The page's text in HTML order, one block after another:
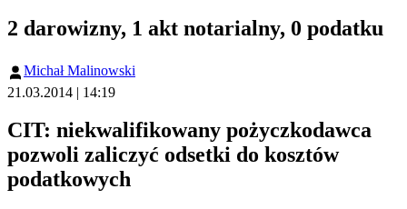
2 darowizny, 1 akt notarialny, 0 podatku
Michał Malinowski
21.03.2014 | 14:19
CIT: niekwalifikowany pożyczkodawca
pozwoli zaliczyć odsetki do kosztów
podatkowych